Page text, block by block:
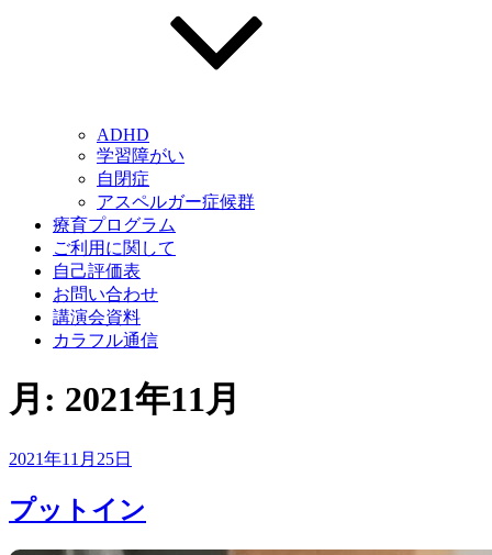
ADHD
学習障がい
自閉症
アスペルガー症候群
療育プログラム
ご利用に関して
自己評価表
お問い合わせ
講演会資料
カラフル通信
月: 2021年11月
投
日:
2021年11月25日
プットイン